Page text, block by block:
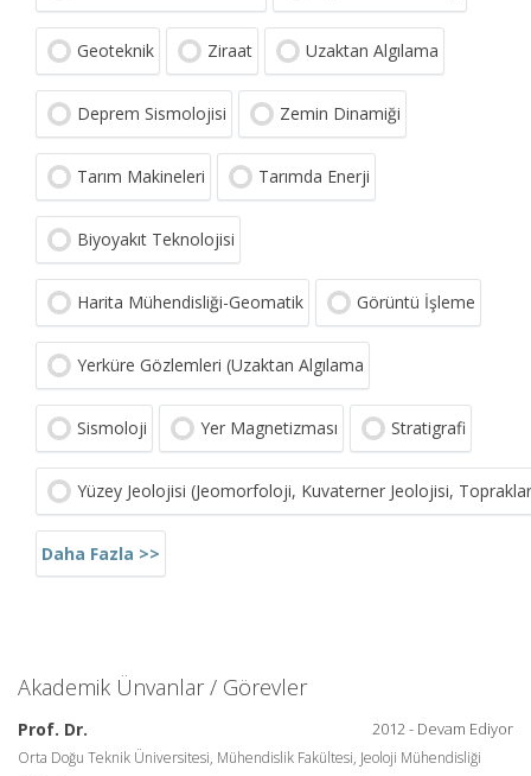
Geoteknik Ziraat Uzaktan Algılama
Deprem Sismolojisi Zemin Dinamiği
Tarım Makineleri Tarımda Enerji
Biyoyakıt Teknolojisi
Harita Mühendisliği-Geomatik Görüntü İşleme
Yerküre Gözlemleri (Uzaktan Algılama
Sismoloji Yer Magnetizması Stratigrafi
Yüzey Jeolojisi (Jeomorfoloji, Kuvaterner Jeolojisi,
Daha Fazla >>
Akademik Ünvanlar / Görevler
2012 - Devam Ediyor
Prof. Dr.
Orta Doğu Teknik Üniversitesi, Mühendislik Fakültesi, Jeoloji Mühendisliği